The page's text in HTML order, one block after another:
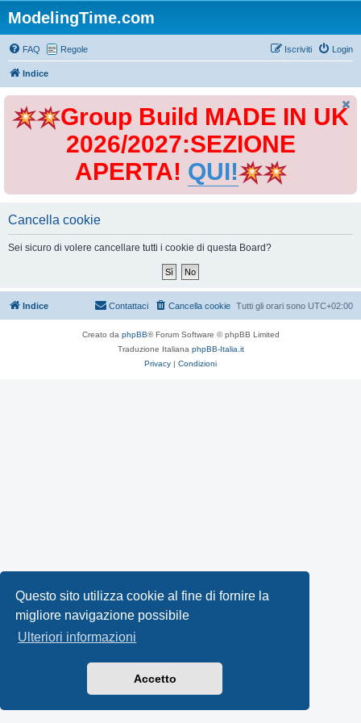
Questo sito utilizza cookie al fine di fornire la
migliore navigazione possibile
Ulteriori informazioni
Accetto
ModelingTime.com
FAQ Regole Login
Iscriviti
Indice
Group Build MADE IN UK
2026/2027:SEZIONE
APERTA! QUI!
Cancella cookie
Sei sicuro di volere cancellare tutti i cookie di questa Board?
Indice Tutti gli orari sono UTC+02:00
Cancella cookie
Contattaci
Creato da phpBB® Forum Software © phpBB Limited
Traduzione Italiana phpBB-Italia.it
Privacy | Condizioni